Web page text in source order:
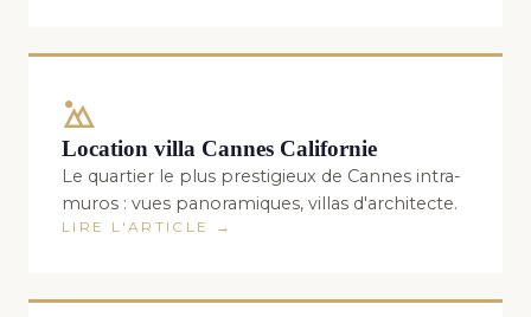
Location villa Cannes Californie
Le quartier le plus prestigieux de Cannes intra-
muros : vues panoramiques, villas d'architecte.
LIRE L'ARTICLE →